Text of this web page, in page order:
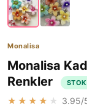
Monalisa
Monalisa
Renkler
★★★★★ 3.95/